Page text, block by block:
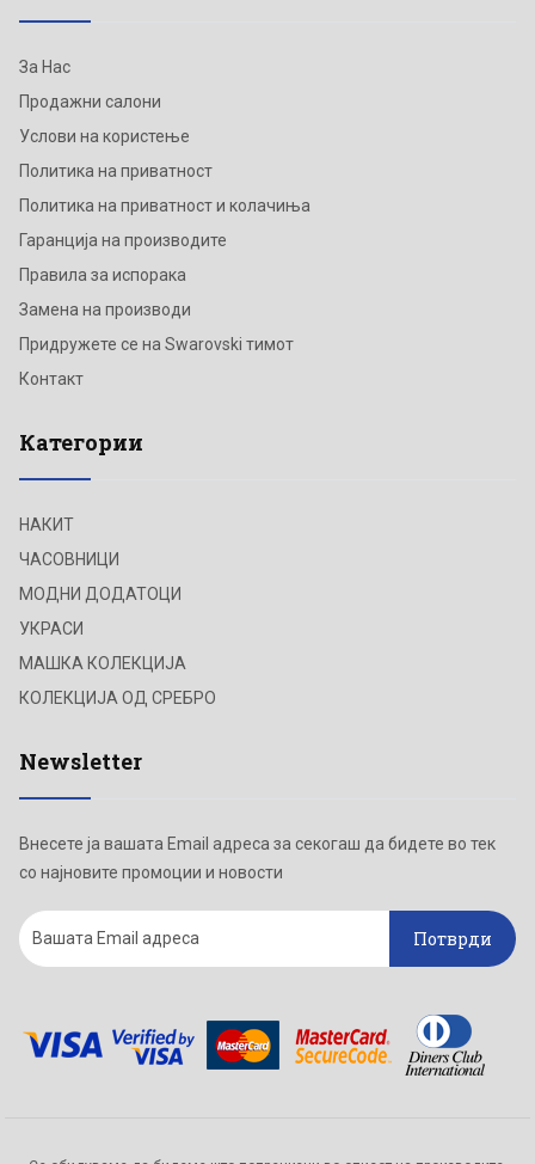
За Нас
Продажни салони
Услови на користење
Политика на приватност
Политика на приватност и колачиња
Гаранција на производите
Правила за испорака
Замена на производи
Придружете се на Swarovski тимот
Контакт
Категории
НАКИТ
ЧАСОВНИЦИ
МОДНИ ДОДАТОЦИ
УКРАСИ
МАШКА КОЛЕКЦИЈА
КОЛЕКЦИЈА ОД СРЕБРО
Newsletter
Внесете ја вашата Email адреса за секогаш да бидете во тек
со најновите промоции и новости
Потврди